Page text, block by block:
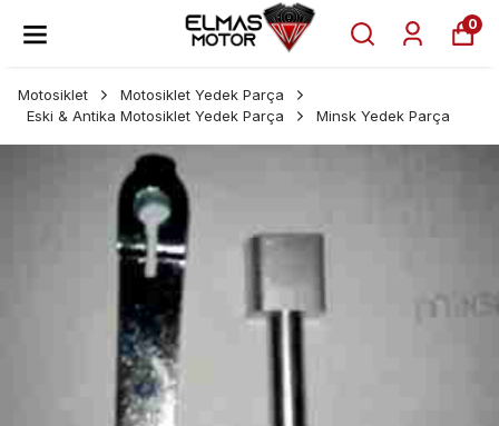
0
Motosiklet
Motosiklet Yedek Parça
Eski & Antika Motosiklet Yedek Parça
Minsk Yedek Parça